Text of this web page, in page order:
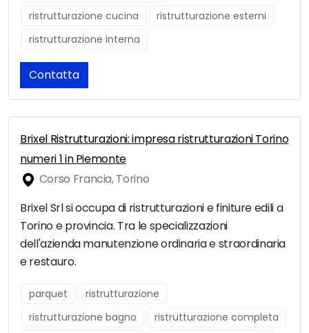
ristrutturazione cucina
ristrutturazione esterni
ristrutturazione interna
Contatta
Brixel Ristrutturazioni: impresa ristrutturazioni Torino
numeri 1 in Piemonte
Corso Francia, Torino
Brixel Srl si occupa di ristrutturazioni e finiture edili a
Torino e provincia. Tra le specializzazioni
dell'azienda manutenzione ordinaria e straordinaria
e restauro.
parquet
ristrutturazione
ristrutturazione bagno
ristrutturazione completa